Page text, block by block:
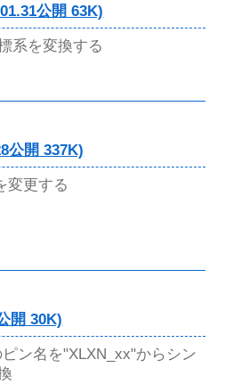
公開 63K)
系を変換する
公開 337K)
変更する
開 30K)
ン名を"XLXN_xx"からシン